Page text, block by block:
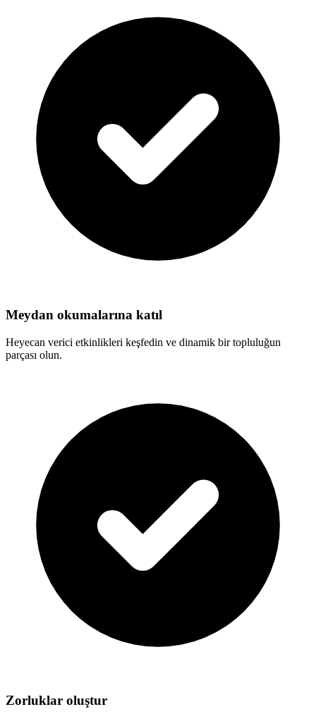
Meydan okumalarına katıl
Heyecan verici etkinlikleri keşfedin ve dinamik bir topluluğun
parçası olun.
Zorluklar oluştur